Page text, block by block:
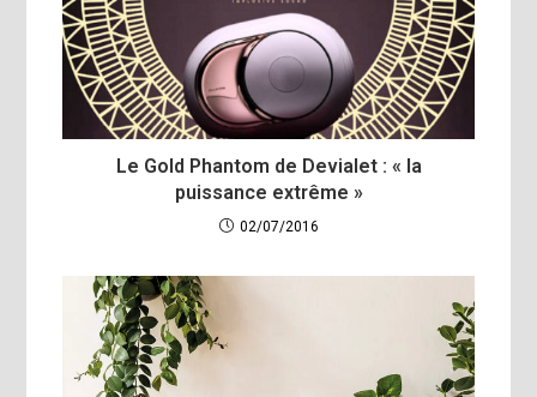
Le Gold Phantom de Devialet : « la
puissance extrême »
02/07/2016